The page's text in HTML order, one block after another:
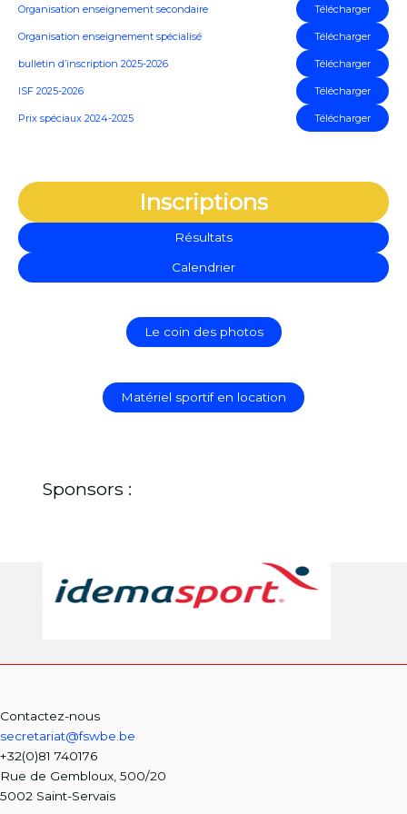
Organisation enseignement secondaire Télécharger
Organisation enseignement spécialisé Télécharger
bulletin d’inscription 2025-2026 Télécharger
ISF 2025-2026 Télécharger
Prix spéciaux 2024-2025 Télécharger
Inscriptions
Résultats
Calendrier
Le coin des photos
Matériel sportif en location
Sponsors :
Contactez-nous
secretariat@fswbe.be
+32(0)81 740176
Rue de Gembloux, 500/20
5002 Saint-Servais